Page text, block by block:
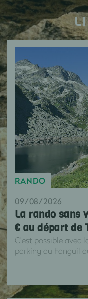
RANDO
09/08/2026
La rando sans
€ au départ de
C’est possible avec
parking du Fanguil